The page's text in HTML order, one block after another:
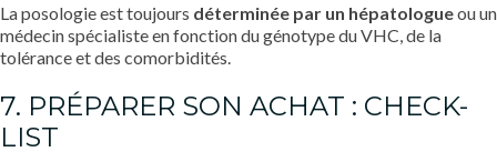
La posologie est toujours déterminée par un hépatologueou un
médecin spécialiste en fonction du génotype du VHC, de la
tolérance et des comorbidités.
7. PRÉPARER SON ACHAT : CHECK-
LIST